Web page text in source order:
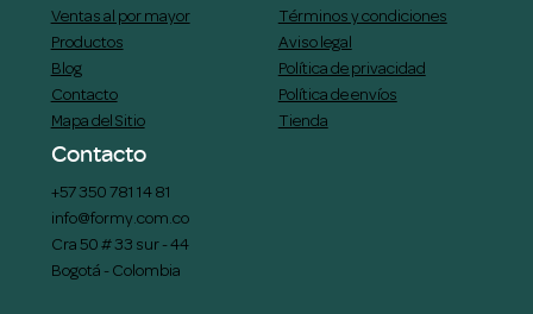
Ventas al por mayor
Productos
Blog
Contacto
Mapa del Sitio
Términos y condiciones
Aviso legal
Política de privacidad
Política de envíos
Tienda
Contacto
+57 350 781 14 81
info@formy.com.co
Cra 50 # 33 sur - 44
Bogotá - Colombia